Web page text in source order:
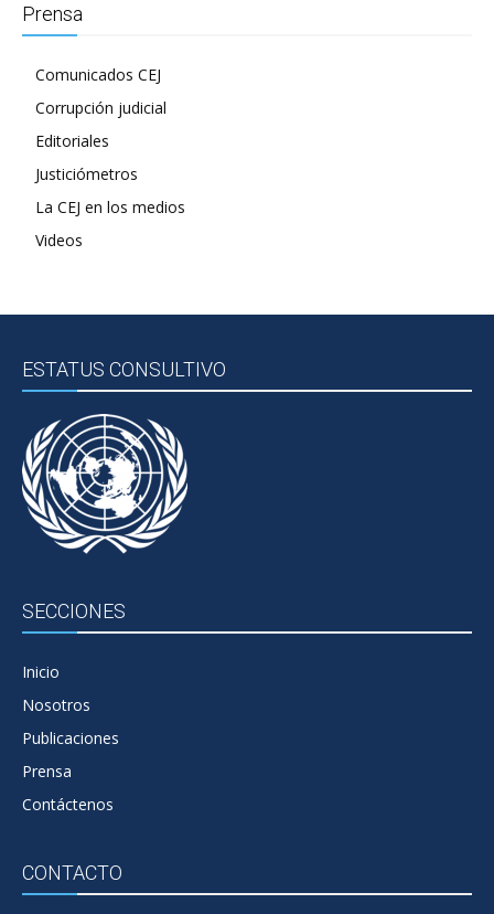
Prensa
Comunicados CEJ
Corrupción judicial
Editoriales
Justiciómetros
La CEJ en los medios
Videos
ESTATUS CONSULTIVO
SECCIONES
Inicio
Nosotros
Publicaciones
Prensa
Contáctenos
CONTACTO